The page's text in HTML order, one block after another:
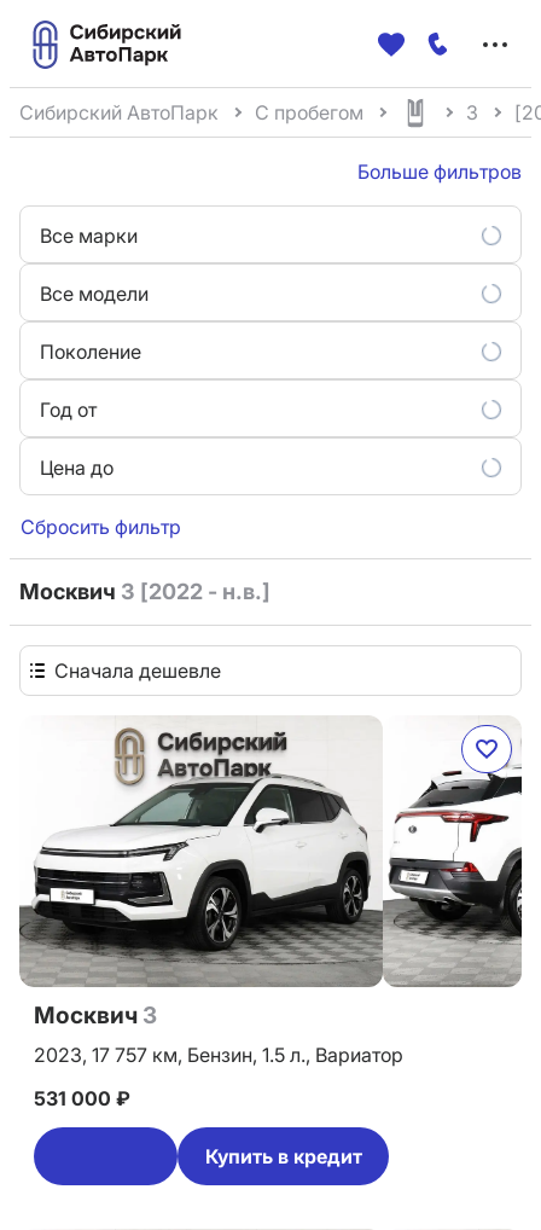
Сибирский АвтоПарк С пробегом 3
Больше фильтров
Все марки
Все модели
Поколение
Год от
Цена до
Сбросить фильтр
Москвич 3 [2022 - н.в.]
Сначала дешевле
Москвич 3
2023, 17 757 км, Бензин, 1.5 л., Вариатор
531 000 ₽
Купить в кредит